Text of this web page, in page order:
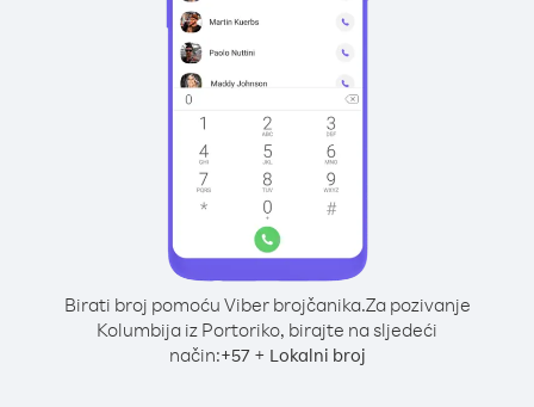
Birati broj pomoću Viber brojčanika.Za pozivanje
Kolumbija iz Portoriko, birajte na sljedeći
način:+57+ Lokalni broj